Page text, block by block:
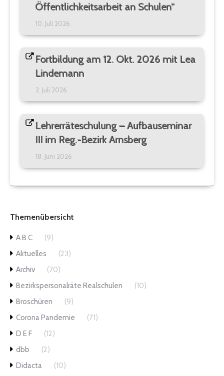
Öffentlichkeitsarbeit an Schulen“
10. Juli 2026
Fortbildung am 12. Okt. 2026 mit Lea
Lindemann
2. Juli 2026
Lehrerräteschulung – Aufbauseminar
III im Reg.-Bezirk Arnsberg
18. Juni 2026
Themenübersicht
A B C
(9)
Aktuelles
(23)
Archiv
(70)
Bezirkspersonalräte Realschulen
(10)
Broschüren
(9)
Corona Pandemie
(71)
D E F
(12)
dbb
(2)
Didacta
(10)